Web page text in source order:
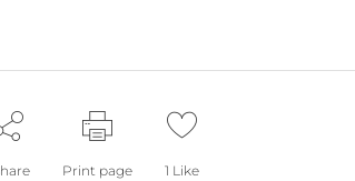
Print page 1 Like